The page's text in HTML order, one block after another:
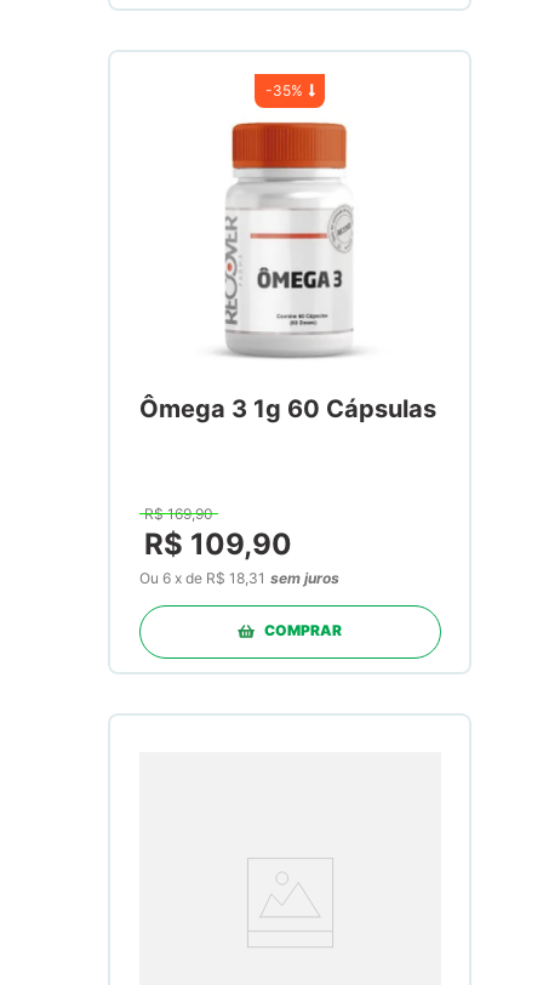
-35%
Ômega 3 1g 60 Cápsulas
R$ 169,90
R$ 109,90
Ou 6 xde R$ 18,31 sem juros
COMPRAR